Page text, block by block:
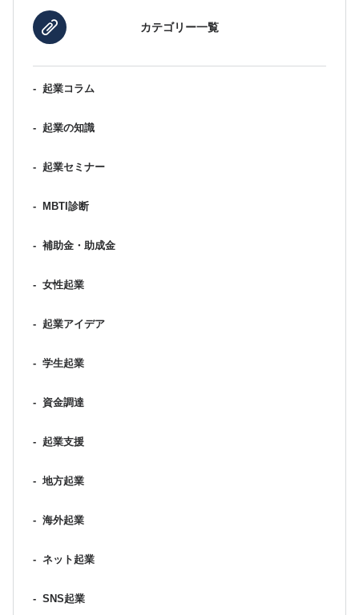
カテゴリー一覧
- 起業コラム
- 起業の知識
- 起業セミナー
- MBTI診断
- 補助金・助成金
- 女性起業
- 起業アイデア
- 学生起業
- 資金調達
- 起業支援
- 地方起業
- 海外起業
- ネット起業
- SNS起業